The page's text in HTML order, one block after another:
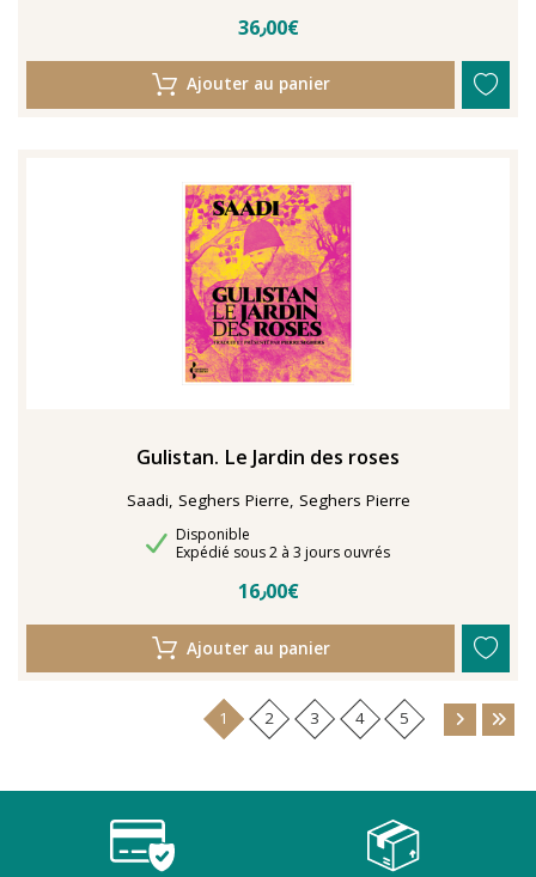
36٫00€
Ajouter au panier
Gulistan. Le Jardin des roses
Saadi, Seghers Pierre, Seghers Pierre
Disponibilité
Disponible
Délais de livraison
Expédié sous 2 à 3 jours ouvrés
16٫00€
Ajouter au panier
1 2 3 4 5